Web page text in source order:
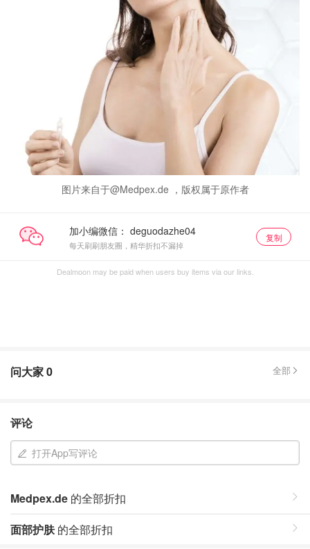
图片来自于@Medpex.de ，版权属于原作者
加小编微信：
每天刷刷朋友圈，精华折扣不漏掉
复制
Dealmoon may be paid when users buy items via our links.
问大家0 全部
评论
打开App写评论
Medpex.de 的全部折扣
面部护肤的全部折扣